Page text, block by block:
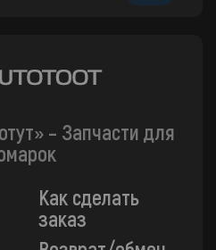
– Запчасти для
Как сделать
заказ